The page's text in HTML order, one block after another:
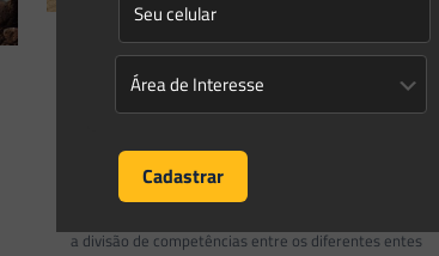
Eduardo Saeson 14/08/2023
Os limites da competência comum
para proteção do meio ambiente
Por meio da Constituição Federal de 1988 foi
um regime de federalismo democrático no país,
a divisão de competências entre os diferentes entes